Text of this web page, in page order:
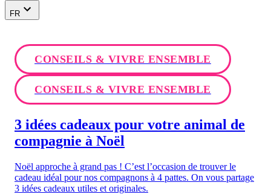
FR
CONSEILS & VIVRE ENSEMBLE
CONSEILS & VIVRE ENSEMBLE
3 idées cadeaux pour votre animal de
compagnie à Noël
Noël approche à grand pas ! C’est l’occasion de trouver le
cadeau idéal pour nos compagnons à 4 pattes. On vous partage
3 idées cadeaux utiles et originales.